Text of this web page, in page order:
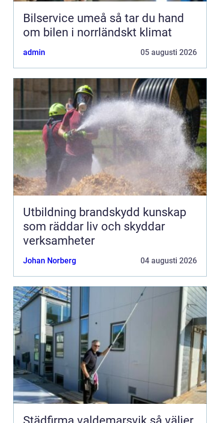
Bilservice umeå så tar du hand
om bilen i norrländskt klimat
admin 05 augusti 2026
Utbildning brandskydd kunskap
som räddar liv och skyddar
verksamheter
Johan Norberg 04 augusti 2026